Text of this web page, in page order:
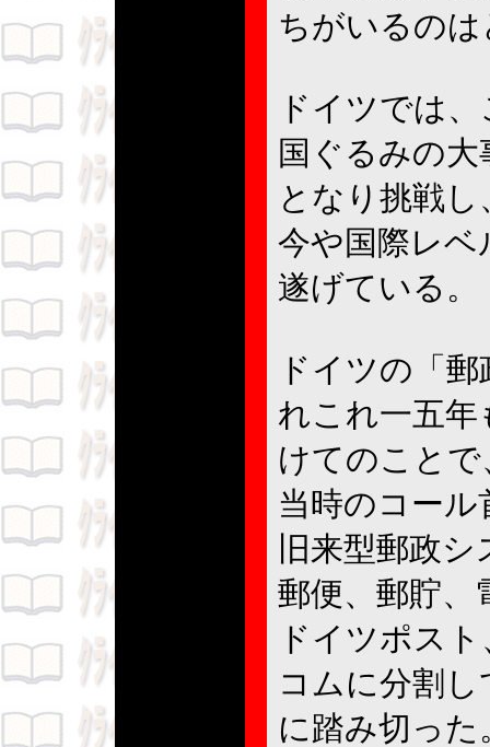
ちがいるの
ドイツでは
国ぐるみの
となり挑戦し
今や国際レベ
遂げている。
ドイツの「
れこれ一五年
けてのことで
当時のコール
旧来型郵政
郵便、郵貯、
ドイツポス
コムに分割し
に踏み切った